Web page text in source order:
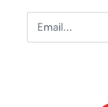
Email